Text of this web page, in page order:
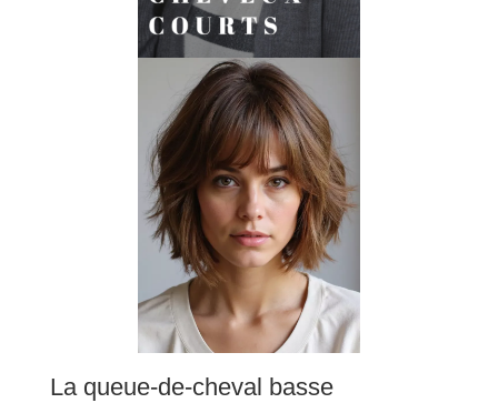
La queue-de-cheval basse